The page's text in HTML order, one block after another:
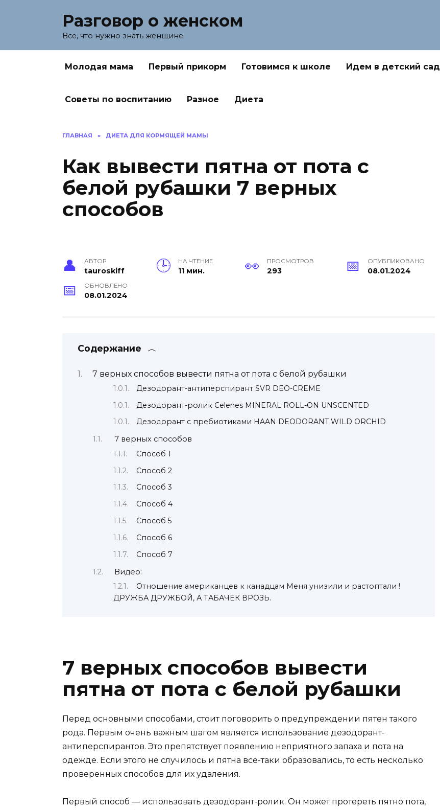
Разговор о женском
Все, что нужно знать женщине
Молодая мама Первый прикорм Готовимся к школе Идем в детский сад
Советы по воспитанию Разное Диета
ГЛАВНАЯ » ДИЕТА ДЛЯ КОРМЯЩЕЙ МАМЫ
Как вывести пятна от пота с
белой рубашки 7 верных
способов
АВТОР
tauroskiff
НА ЧТЕНИЕ
11 мин.
ПРОСМОТРОВ
293
ОПУБЛИКОВАНО
08.01.2024
ОБНОВЛЕНО
08.01.2024
Содержание
7 верных способов вывести пятна от пота с белой рубашки
Дезодорант-антиперспирант SVR DEO-CREME
Дезодорант-ролик Celenes MINERAL ROLL-ON UNSCENTED
Дезодорант с пребиотиками HAAN DEODORANT WILD ORCHID
7 верных способов
Способ 1
Способ 2
Способ 3
Способ 4
Способ 5
Способ 6
Способ 7
Видео:
Отношение американцев к канадцам Меня унизили и растоптали !
ДРУЖБА ДРУЖБОЙ, А ТАБАЧЕК ВРОЗЬ.
7 верных способов вывести
пятна от пота с белой рубашки
Перед основными способами, стоит поговорить о предупреждении пятен такого
рода. Первым очень важным шагом является использование дезодорант-
антиперспирантов. Это препятствует появлению неприятного запаха и пота на
одежде. Если этого не случилось и пятна все-таки образовались, то есть несколько
проверенных способов для их удаления.
Первый способ — использовать дезодорант-ролик. Он может протереть пятно пота,